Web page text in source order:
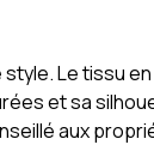
Le tissu
et sa
aux